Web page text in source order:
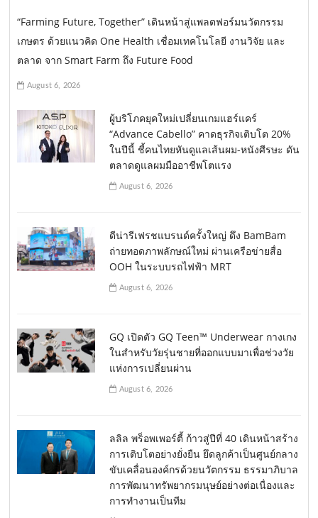
“Farming Future, Together” เดินหน้าสู่แพลตฟอร์มนวัตกรรม
เกษตร ด้วยแนวคิด One Health เชื่อมเทคโนโลยี งานวิจัย และ
ตลาด จาก Smart Farm ถึง Future Food
August 6, 2026
ผู้บริโภคยุคใหม่เปลี่ยนเกมแฮร์แคร์
“Advance Cabello” คาดธุรกิจเติบโต 20%
ในปีนี้ ชี้คนไทยหันดูแลเส้นผม-หนังศีรษะ ดัน
ตลาดดูแลผมมืออาชีพโตแรง
August 6, 2026
ดีน่ารีเฟรชแบรนด์ครั้งใหญ่ ดึง BamBam
ถ่ายทอดภาพลักษณ์ใหม่ ผ่านเครือข่ายสื่อ
OOH ในระบบรถไฟฟ้า MRT
August 6, 2026
GQ เปิดตัว GQ Teen™ Underwear กางเกง
ในสำหรับวัยรุ่นชายที่ออกแบบมาเพื่อช่วงวัย
แห่งการเปลี่ยนผ่าน
August 6, 2026
ลลิล พร็อพเพอร์ตี้ ก้าวสู่ปีที่ 40 เดินหน้าสร้าง
การเติบโตอย่างยั่งยืน ยึดลูกค้าเป็นศูนย์กลาง
ขับเคลื่อนองค์กรด้วยนวัตกรรม ธรรมาภิบาล
การพัฒนาทรัพยากรมนุษย์อย่างต่อเนื่องและ
การทำงานเป็นทีม